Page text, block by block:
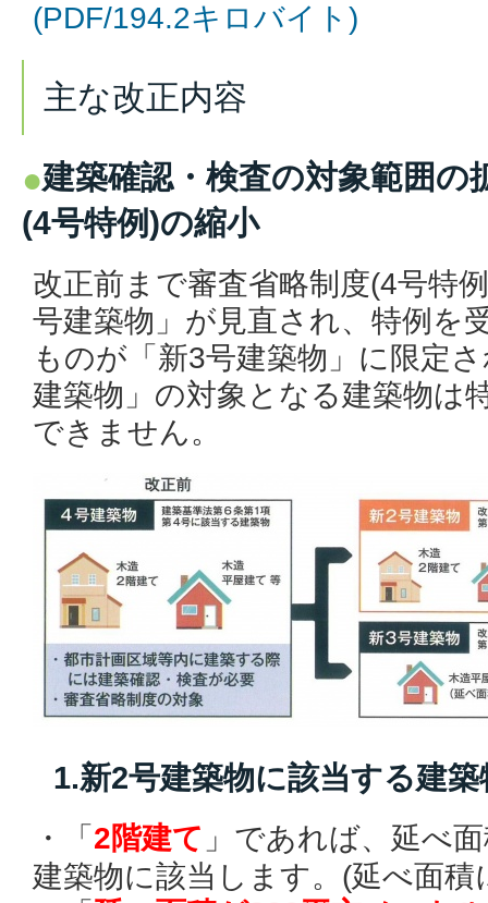
(PDF/194.2キロバイト)
主な改正内容
建築確認・検査の対象範囲の
(4号特例)の縮小
改正前まで審査省略制度(4号特
号建築物」が見直され、特例を
ものが「新3号建築物」に限定
建築物」の対象となる建築物は
できません。
1.新2号建築物に該当する建
・「 2階建て 」であれば、延べ
建築物に該当します。(延べ面積